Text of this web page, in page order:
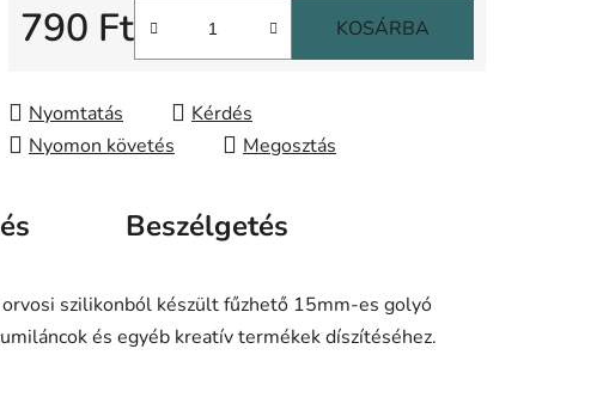
790 Ft KOSÁRBA
Nyomtatás
Kérdés
Nyomon követés
Megosztás
Beszélgetés
szilikonból készült fűzhető 15mm-es golyó
és egyéb kreatív termékek díszítéséhez.